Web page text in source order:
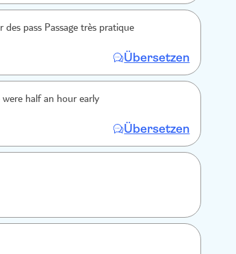
pass Passage très pratique
Übersetzen
were half an hour early
Übersetzen